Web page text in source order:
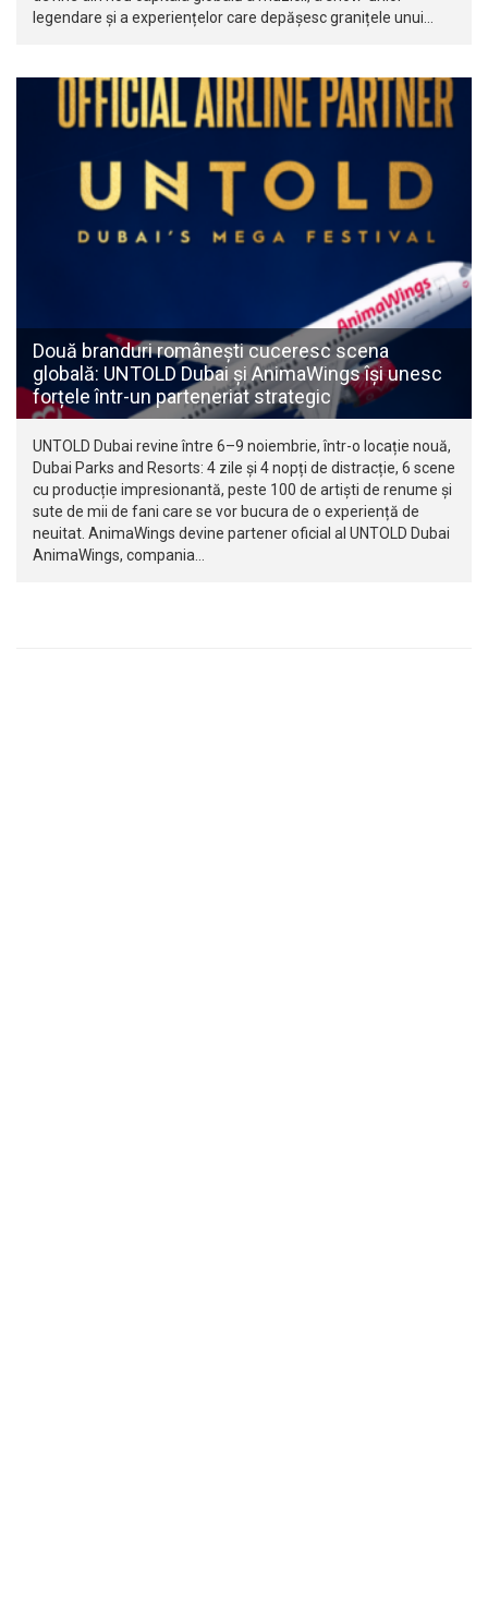
legendare și a experiențelor care depășesc granițele unui…
Două branduri românești cuceresc scena
globală: UNTOLD Dubai și AnimaWings își unesc
forțele într-un parteneriat strategic
UNTOLD Dubai revine între 6–9 noiembrie, într-o locație nouă,
Dubai Parks and Resorts: 4 zile și 4 nopți de distracție, 6 scene
cu producție impresionantă, peste 100 de artiști de renume și
sute de mii de fani care se vor bucura de o experiență de
neuitat. AnimaWings devine partener oficial al UNTOLD Dubai
AnimaWings, compania…